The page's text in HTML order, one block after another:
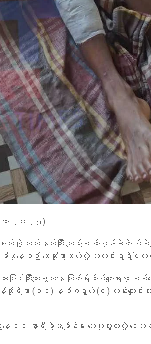
ာ ၂၀၂၅)
တ်လို့ လက်နက်ကြီး ကျည်စ ထိမှန်ခဲ့တဲ့ မိုးစဲက
ယူနေစဉ် သေဆုံးသွားတယ်လို့ သတင်းရရှိပါတ
ြင်ကြီးကျေးရွာကနေ ကြက်ရိုးဆိပ်ကျေးရွာမှာ စစ်ဘ
ရဲ့သား (၁၀) နှစ်အရွယ် (၄) တန်းကျောင်းသား
၁၁ နာရီခွဲအချိန်မှာ သေဆုံးသွားတာလို့ ဒေသခံ